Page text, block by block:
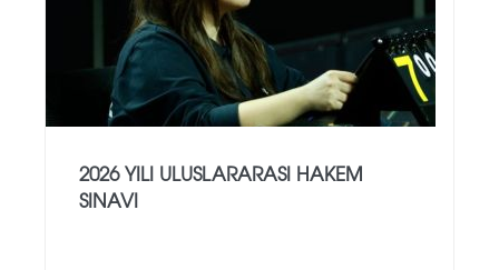
2026 YILI ULUSLARARASI HAKEM
SINAVI